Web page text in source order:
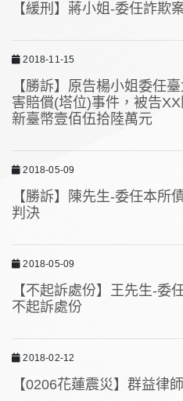
【緩刑】蔣小姐-委任詐欺
2018-11-15
【勝訴】原告楊小姐委任
害賠償(塔位)事件，被告
新臺幣壹佰伍拾陸萬元
2018-05-09
【勝訴】陳先生-委任本所
判決
2018-05-09
【不起訴處份】王先生-委
不起訴處份
2018-02-12
【0206花蓮震災】群益律